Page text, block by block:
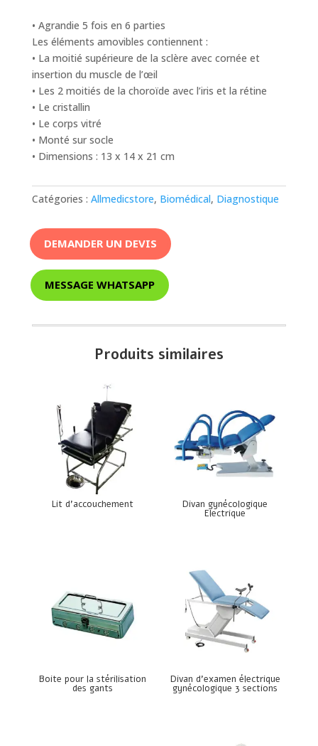
• Agrandie 5 fois en 6 parties
Les éléments amovibles contiennent :
• La moitié supérieure de la sclère avec cornée et
insertion du muscle de l’œil
• Les 2 moitiés de la choroïde avec l’iris et la rétine
• Le cristallin
• Le corps vitré
• Monté sur socle
• Dimensions : 13 x 14 x 21 cm
Catégories : Allmedicstore, Biomédical, Diagnostique
DEMANDER UN DEVIS
MESSAGE WHATSAPP
Produits similaires
Lit d’accouchement Divan gynécologique
Electrique
Boite pour la stérilisation
des gants
Divan d’examen électrique
gynécologique 3 sections